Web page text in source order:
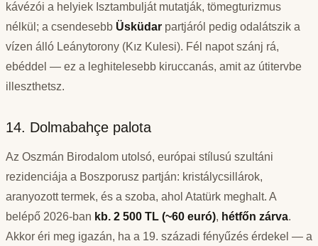
kávézói a helyiek Isztambulját mutatják, tömegturizmus
nélkül; a csendesebb Üsküdar partjáról pedig odalátszik a
vízen álló Leánytorony (Kız Kulesi). Fél napot szánj rá,
ebéddel — ez a leghitelesebb kiruccanás, amit az útitervbe
illeszthetsz.
14. Dolmabahçe palota
Az Oszmán Birodalom utolsó, európai stílusú szultáni
rezidenciája a Boszporusz partján: kristálycsillárok,
aranyozott termek, és a szoba, ahol Atatürk meghalt. A
belépő 2026-ban kb. 2 500 TL (~60 euró), hétfőn zárva.
Akkor éri meg igazán, ha a 19. századi fényűzés érdekel — a